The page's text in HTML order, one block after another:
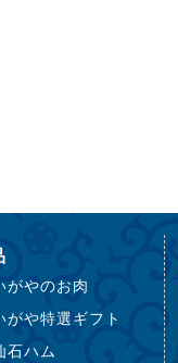
がやのお肉
がや特選ギフト
石ハム